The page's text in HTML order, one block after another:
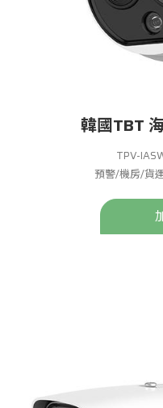
韓國TBT
TPV-
預警/機房/貨